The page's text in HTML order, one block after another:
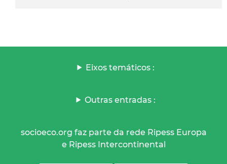
Eixos temáticos :
Outras entradas :
socioeco.org faz parte da rede Ripess Europa
e Ripess Intercontinental